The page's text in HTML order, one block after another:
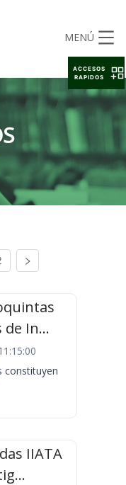
MENÚ
de In...
constituyen
IIATA
ACCESOS
RAPIDOS